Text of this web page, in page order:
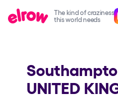
The kind of craziness
this world needs
elrow Ibiza x [UNVRS]
elrow Town 2026
UNITED